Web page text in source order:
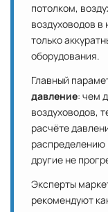
потолком,
воздуховодов в
только
оборудования.
Главный
давление: чем
воздуховодов,
расчёте
распределению
другие не
Эксперты
рекомендуют